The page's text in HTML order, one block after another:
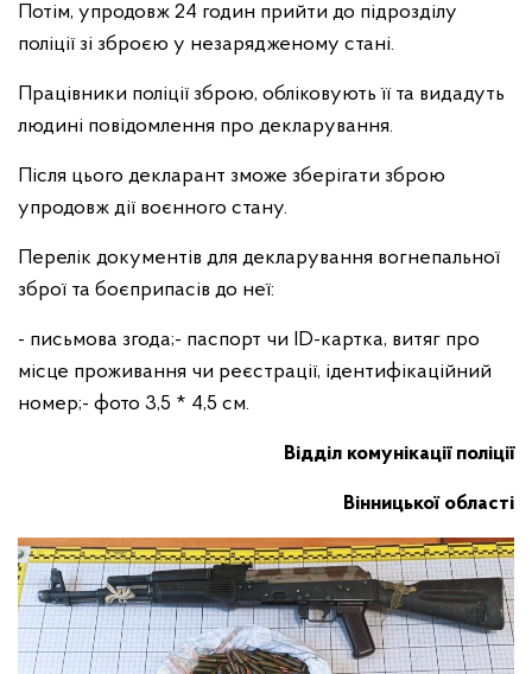
Потім, упродовж 24 годин прийти до підрозділу
поліції зі зброєю у незарядженому стані.
Працівники поліції зброю, обліковують її та видадуть
людині повідомлення про декларування.
Після цього декларант зможе зберігати зброю
упродовж дії воєнного стану.
Перелік документів для декларування вогнепальної
зброї та боєприпасів до неї:
- письмова згода;- паспорт чи ID-картка, витяг про
місце проживання чи реєстрації, ідентифікаційний
номер;- фото 3,5 * 4,5 см.
Відділ комунікації поліції
Вінницької області